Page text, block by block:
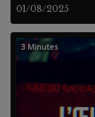
01/08/2025
3 Minutes